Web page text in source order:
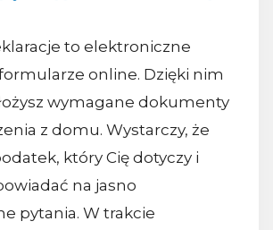
to elektroniczne
online. Dzięki nim
wymagane dokumenty
z domu. Wystarczy, że
który Cię dotyczy i
na jasno
pytania. W trakcie